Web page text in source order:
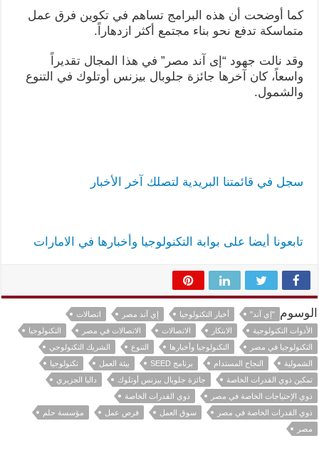
كما أوضحت أن هذه البرامج تساهم في تكوين فرق عمل
متماسكة تدفع نحو بناء مجتمع أكثر ازدهاراً.
وقد نالت جهود “إى آند مصر” في هذا المجال تقديراً
واسعاً، كان آخرها جائزة جلوبال بيزنس أوتلوك في التنوع
والشمول.
سجل في قائمتنا البريدية لتصلك آخر الأخبار
تابعونا أيضا على بوابة التكنولوجيا وأخبارها في الامارات
الوسوم "إي آند" أخبار التكنولوجيا إي آند مصر
اتصالات
الأدوات التكنولوجية
الابتكار الاتصالات الاتصالات في مصر
التكنولوجيا
التكنولوجيا في مصر
التكنولوجيا وأخبارها التنوع
الشريك التكنولوجي
الشمولية
النجاح المستدام برنامج SEED بيئة العمل
تكنولوجيا
تمكين ذوي القدرات الخاصة
جائزة جلوبال بيزنس أوتلوك
داليا الجزيري
ذوي الإحتياجات الخاصة في مصر
ذوي القدرات الخاصة
ذوي القدرات الخاصة في مصر
سوق العمل فرص عمل
مؤسسة حلم
مصر